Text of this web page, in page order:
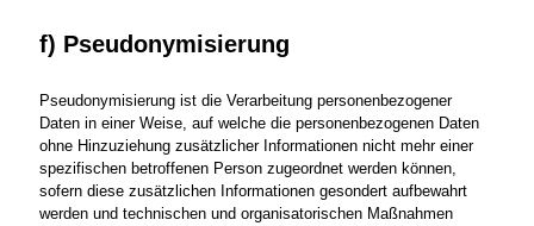
f) Pseudonymisierung
Pseudonymisierung ist die Verarbeitung personenbezogener
Daten in einer Weise, auf welche die personenbezogenen Daten
ohne Hinzuziehung zusätzlicher Informationen nicht mehr einer
spezifischen betroffenen Person zugeordnet werden können,
sofern diese zusätzlichen Informationen gesondert aufbewahrt
werden und technischen und organisatorischen Maßnahmen